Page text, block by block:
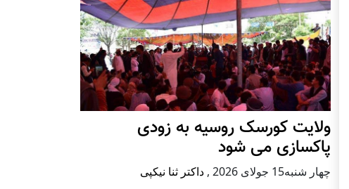
ولایت کورسک روسیه به زودی
پاکسازی می شود
چهار شنبه15 جولای 2026 , داکتر ثنا نیکپی